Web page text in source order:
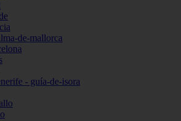
de-mallorca
- guía-de-isora